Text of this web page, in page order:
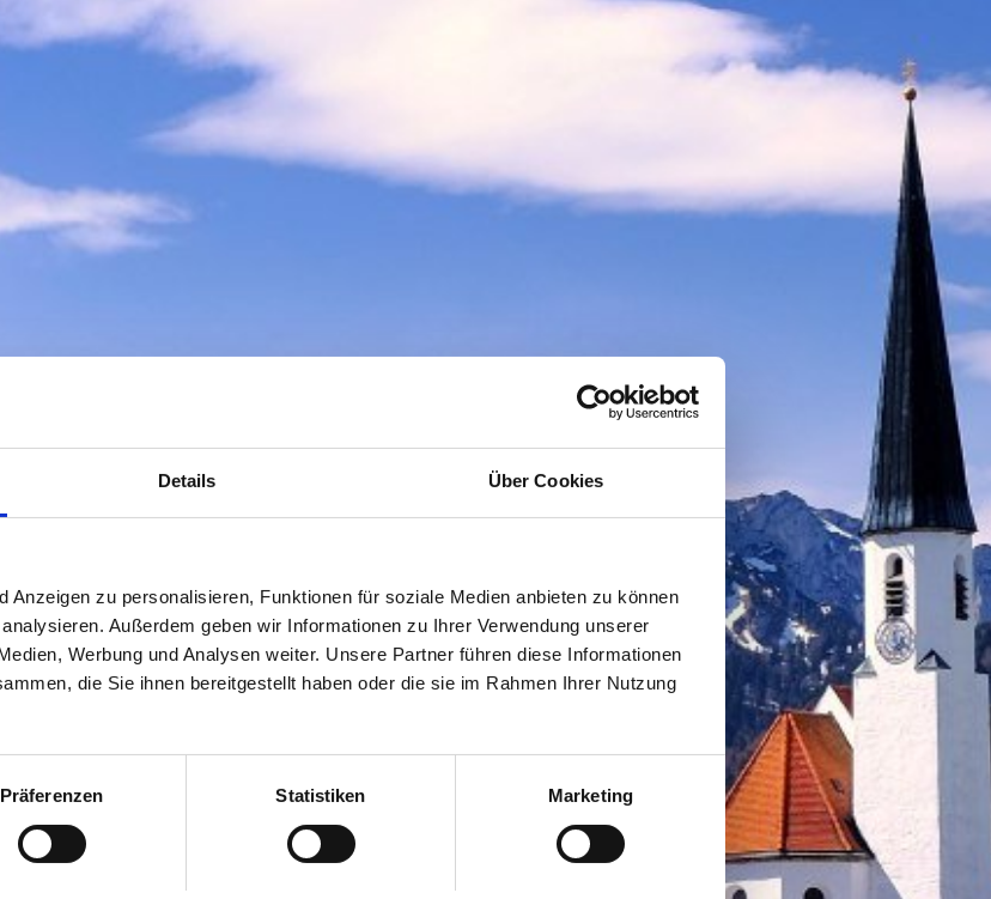
Details Über Cookies
Anzeigen zu personalisieren, Funktionen für soziale Medien anbieten zu können
Außerdem geben wir Informationen zu Ihrer Verwendung unserer
Werbung und Analysen weiter. Unsere Partner führen diese Informationen
die Sie ihnen bereitgestellt haben oder die sie im Rahmen Ihrer Nutzung
Präferenzen Statistiken Marketing